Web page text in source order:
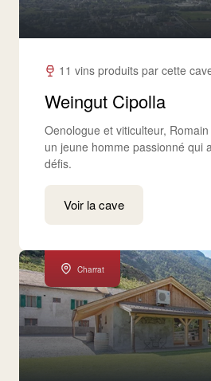
11 vins produits par cette
Weingut Cipolla
Oenologue et viticulteur,
un jeune homme passionné qui
défis.
Voir la cave
Charrat